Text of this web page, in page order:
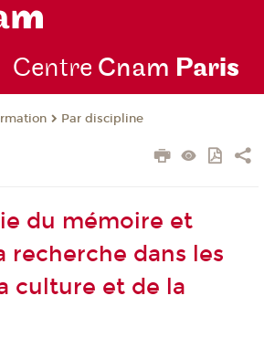
Centre Cnam Paris
Par discipline
du mémoire et
recherche dans les
culture et de la